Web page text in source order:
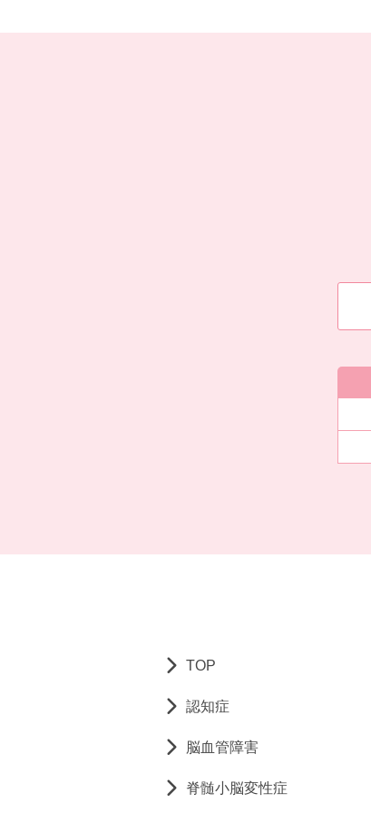
TOP
認知症
脳血管障害
脊髄小脳変性症